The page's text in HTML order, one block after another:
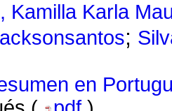
Kamilla Karla
;
en